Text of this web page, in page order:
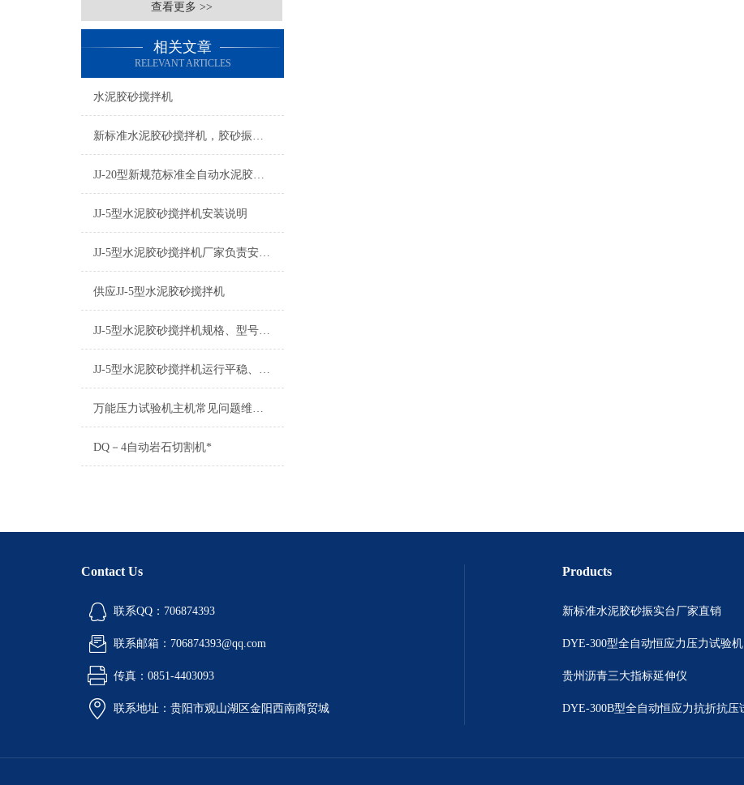
查看更多 >>
相关文章
RELEVANT ARTICLES
水泥胶砂搅拌机
新标准水泥胶砂搅拌机，胶砂振实台厂家直销终身维修
JJ-20型新规范标准全自动水泥胶砂搅拌机简介
JJ-5型水泥胶砂搅拌机安装说明
JJ-5型水泥胶砂搅拌机厂家负责安装调试
供应JJ-5型水泥胶砂搅拌机
JJ-5型水泥胶砂搅拌机规格、型号、厂家、价格、图片
JJ-5型水泥胶砂搅拌机运行平稳、噪音小、防锈防腐
万能压力试验机主机常见问题维修技巧
DQ－4自动岩石切割机*
Contact Us
联系QQ：706874393
联系邮箱：706874393@qq.com
传真：0851-4403093
联系地址：贵阳市观山湖区金阳西南商贸城
Products
新标准水泥胶砂振实台厂家直销
DYE-300型全自动恒应力压力试验机
贵州沥青三大指标延伸仪